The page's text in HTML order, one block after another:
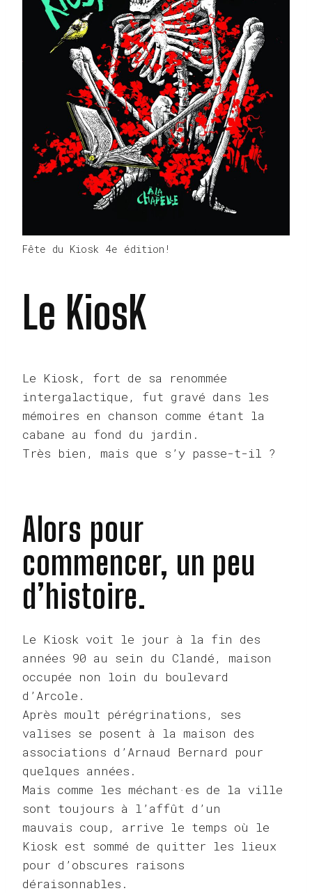
Fête du Kiosk 4e édition!
Le KiosK
Le Kiosk, fort de sa renommée
intergalactique, fut gravé dans les
mémoires en chanson comme étant la
cabane au fond du jardin.
Très bien, mais que s’y passe-t-il ?
Alors pour
commencer, un peu
d’histoire.
Le Kiosk voit le jour à la fin des
années 90 au sein du Clandé, maison
occupée non loin du boulevard
d’Arcole.
Après moult pérégrinations, ses
valises se posent à la maison des
associations d’Arnaud Bernard pour
quelques années.
Mais comme les méchant·es de la ville
sont toujours à l’affût d’un
mauvais coup, arrive le temps où le
Kiosk est sommé de quitter les lieux
pour d’obscures raisons
déraisonnables.